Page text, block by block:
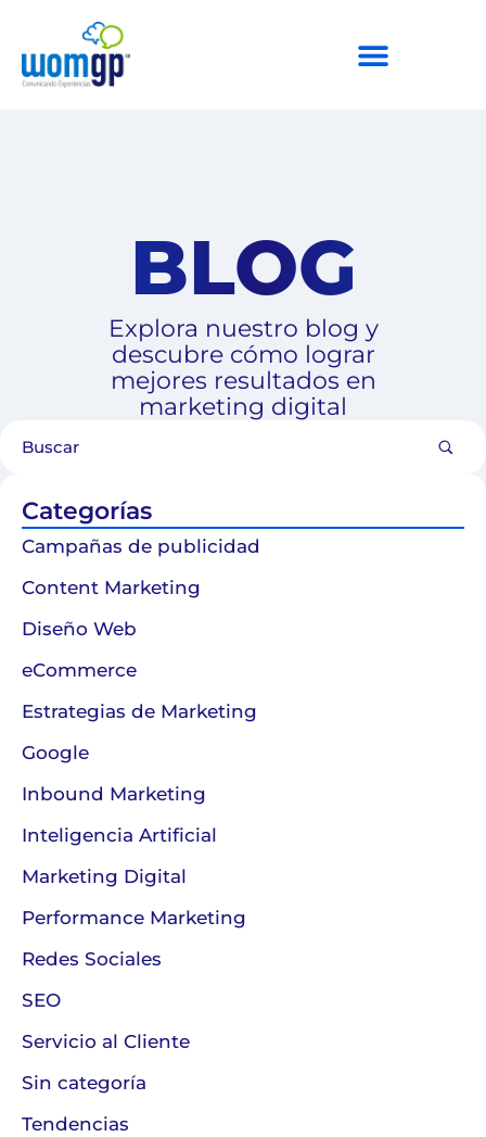
BLOG
Explora nuestro blog y
descubre cómo lograr
mejores resultados en
marketing digital
Categorías
Campañas de publicidad
Content Marketing
Diseño Web
eCommerce
Estrategias de Marketing
Google
Inbound Marketing
Inteligencia Artificial
Marketing Digital
Performance Marketing
Redes Sociales
SEO
Servicio al Cliente
Sin categoría
Tendencias